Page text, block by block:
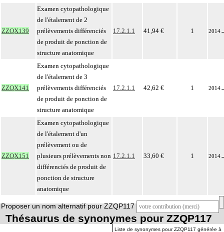
ZZQX139
Examen cytopathologique
de l'étalement de 2
prélèvements différenciés
de produit de ponction de
structure anatomique
17.2.1.1 41,94 € 1 2014
ZZQX141
Examen cytopathologique
de l'étalement de 3
prélèvements différenciés
de produit de ponction de
structure anatomique
17.2.1.1 42,62 € 1 2014
ZZQX151
Examen cytopathologique
de l'étalement d'un
prélèvement ou de
plusieurs prélèvements non
différenciés de produit de
ponction de structure
anatomique
17.2.1.1 33,60 € 1 2014
Proposer un nom alternatif pour ZZQP117
Thésaurus de synonymes pour ZZQP117
Liste de synonymes pour ZZQP117 générée à